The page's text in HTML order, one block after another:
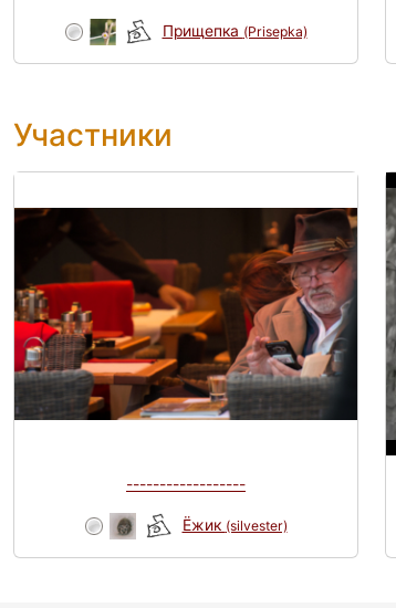
Прищепка (Prisepka)
Участники
------------------
Ёжик (silvester)